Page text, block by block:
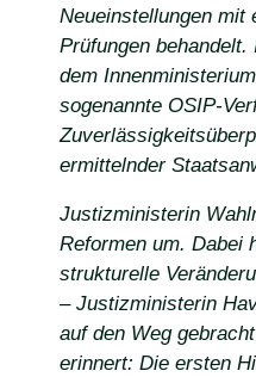
Neueinstellungen mit
Prüfungen
dem
sogenannte OSIP-
ermittelnder
Justizministerin
Reformen um. Dabei
strukturelle
– Justizministerin
auf den Weg
erinnert: Die ersten